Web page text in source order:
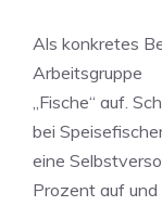
Als konkretes
Arbeitsgruppe
„Fische“ auf.
bei
eine
Prozent auf und